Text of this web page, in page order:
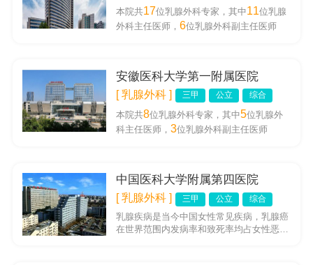
本院共17位乳腺外科专家，其中11位乳腺
外科主任医师，6位乳腺外科副主任医师
安徽医科大学第一附属医院
[ 乳腺外科 ] 三甲 公立 综合
本院共8位乳腺外科专家，其中5位乳腺外
科主任医师，3位乳腺外科副主任医师
中国医科大学附属第四医院
[ 乳腺外科 ] 三甲 公立 综合
乳腺疾病是当今中国女性常见疾病，乳腺癌
在世界范围内发病率和致死率均占女性恶性